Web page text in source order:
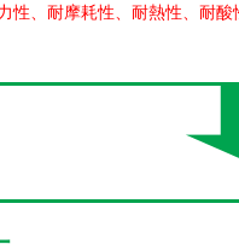
性、耐摩耗性、耐熱性、耐